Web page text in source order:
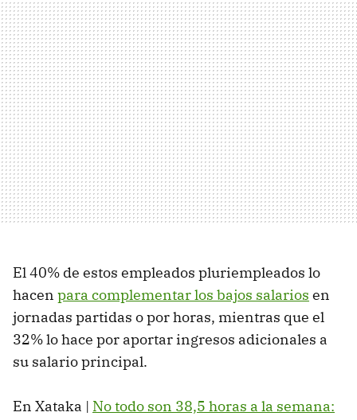
El 40% de estos empleados pluriempleados lo
hacen para complementar los bajos salarios en
jornadas partidas o por horas, mientras que el
32% lo hace por aportar ingresos adicionales a
su salario principal.
En Xataka | No todo son 38,5 horas a la semana: